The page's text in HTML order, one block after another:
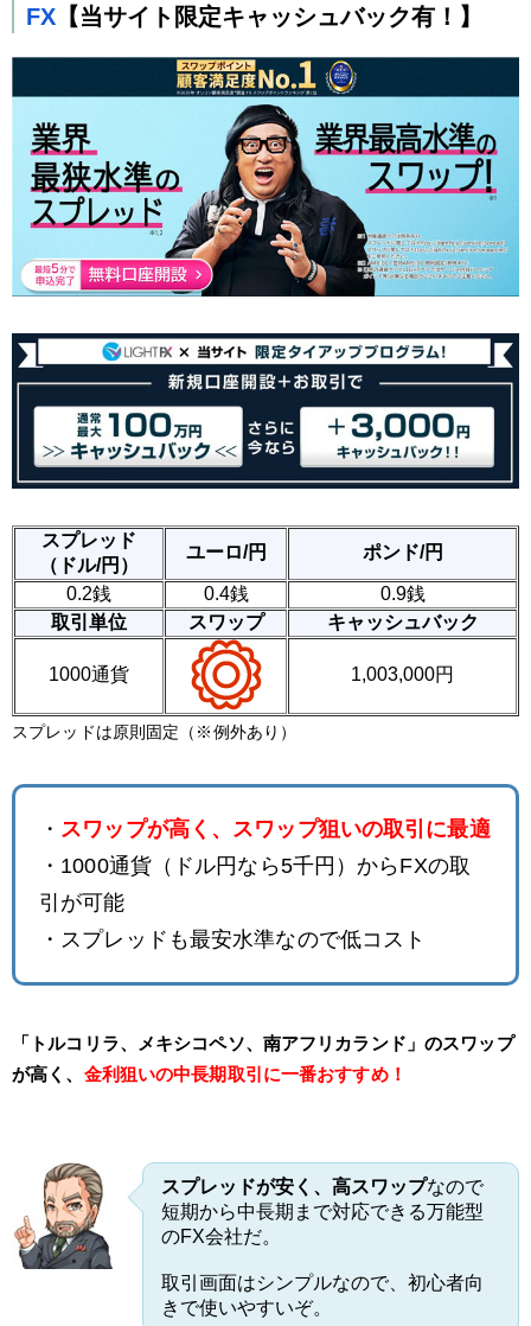
FX 【当サイト限定キャッシュバック有！】
スプレッド
（ドル/円）
ユーロ/円 ポンド/円
0.2銭 0.4銭
0.9銭
取引単位
スワップ キャッシュバック
1000通貨 1,003,000円
スプレッドは原則固定（※例外あり）
・ スワップが高く、スワップ狙いの取引に最適
・1000通貨（ドル円なら5千円）からFXの取
引が可能
・スプレッドも最安水準なので低コスト
「トルコリラ、メキシコペソ、南アフリカランド」のスワップ
が高く、 金利狙いの中長期取引に一番おすすめ！
スプレッドが安く、高スワップなので
短期から中長期まで対応できる万能型
のFX会社だ。
取引画面はシンプルなので、初心者向
きで使いやすいぞ。